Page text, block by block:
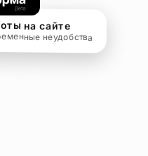
на сайте
неудобства